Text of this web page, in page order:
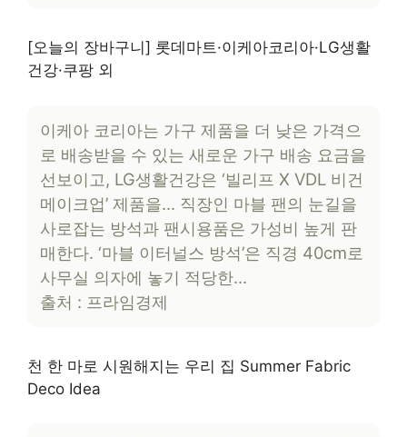
[오늘의 장바구니] 롯데마트·이케아코리아·LG생활
건강·쿠팡 외
이케아 코리아는 가구 제품을 더 낮은 가격으
로 배송받을 수 있는 새로운 가구 배송 요금을
선보이고, LG생활건강은 ‘빌리프 X VDL 비건
메이크업’ 제품을… 직장인 마블 팬의 눈길을
사로잡는 방석과 팬시용품은 가성비 높게 판
매한다. ‘마블 이터널스 방석’은 직경 40cm로
사무실 의자에 놓기 적당한…
출처 : 프라임경제
천 한 마로 시원해지는 우리 집 Summer Fabric
Deco Idea